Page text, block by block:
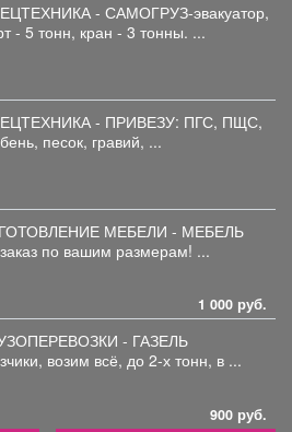
- САМОГРУЗ-эвакуатор,
- 5 тонн, кран - 3 тонны. ...
- ПРИВЕЗУ: ПГС, ПЩС,
песок, гравий, ...
МЕБЕЛИ - МЕБЕЛЬ
заказ по вашим размерам! ...
1 000 руб.
- ГАЗЕЛЬ
возим всё, до 2-х тонн, в ...
900 руб.